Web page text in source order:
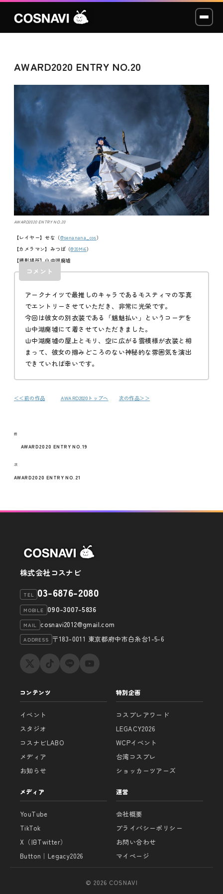
コスプレイベント
モデル撮影会
ショッカー
スタジオ
LABO
AWARD2020 ENTRY NO.20
AWARD2020 ENTRY NO.20
【レイヤー】せな （@senanana_cos）
【カメラマン】みつば （@20Mi6）
【撮影場所】山中湖廃墟
コメント
アークナイツで最推しのキャラであるモスティマの写真
でエントリーさせていただき、非常に光栄です。
今回は彼女の別衣装である「魑魅払い」というコーデを
山中湖廃墟にて着させていただきました。
山中湖廃墟の屋上とモリ、空に広がる雲模様が衣装と相
まって、彼女の掴みどころのない神秘的な雰囲気を演出
できていれば幸いです。
＜＜前の作品 AWARD2020トップへ 次の作品＞＞
投
稿
ナ
ビ
ョ
ン
過
稿
前
AWARD2020 ENTRY NO.19
次
の
次
AWARD2020 ENTRY NO.21
株式会社コスナビ
TEL 03-6876-2080
MOBILE 090-3007-5836
MAIL cosnavi2012@gmail.com
ADDRESS 〒183-0011 東京都府中市白糸台1-5-6
コンテンツ
イベント
スタジオ
コスナビLABO
メディア
お知らせ
特別企画
コスプレアワード
LEGACY2026
WCPイベント
台湾コスプレ
ショッカーツアーズ
メディア
YouTube
TikTok
X（旧Twitter）
Button｜Legacy2026
運営
会社概要
プライバシーポリシー
お問い合わせ
マイページ
© 2026 COSNAVI